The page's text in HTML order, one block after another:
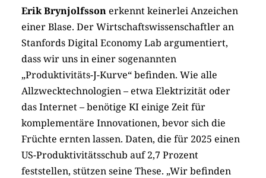
Erik Brynjolfssonerkennt keinerlei Anzeichen
einer Blase. Der Wirtschaftswissenschaftler an
Stanfords Digital Economy Lab argumentiert,
dass wir uns in einer sogenannten
„Produktivitäts-J-Kurve“ befinden. Wie alle
Allzwecktechnologien – etwa Elektrizität oder
das Internet – benötige KI einige Zeit für
komplementäre Innovationen, bevor sich die
Früchte ernten lassen. Daten, die für 2025 einen
US-Produktivitätsschub auf 2,7 Prozent
feststellen, stützen seine These. „Wir befinden